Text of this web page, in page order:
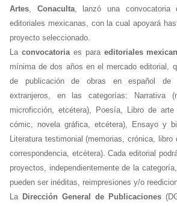
Artes
Conaculta, lanzó una convocatoria
editoriales mexicanas, con la cual apoyará
proyecto seleccionado.
La convocatoriaes para editoriales
mínima de dos años en el mercado editorial,
de publicación de obras en español de
extranjeros, en las categorías: Narrativa
microficción, etcétera), Poesía, Libro de arte
cómic, novela gráfica, etcétera), Ensayo y
Literatura testimonial (memorias, crónica, libro
correspondencia, etcétera). Cada editorial
proyectos, independientemente de la
pueden ser inéditas, reimpresiones y/o
La Dirección General de Publicaciones